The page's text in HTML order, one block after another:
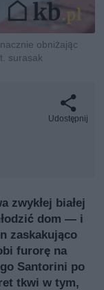
obniżając
surasak
Udostępnij
zwykłej białej
dom — i
zaskakująco
furorę na
Santorini po
tkwi w tym,